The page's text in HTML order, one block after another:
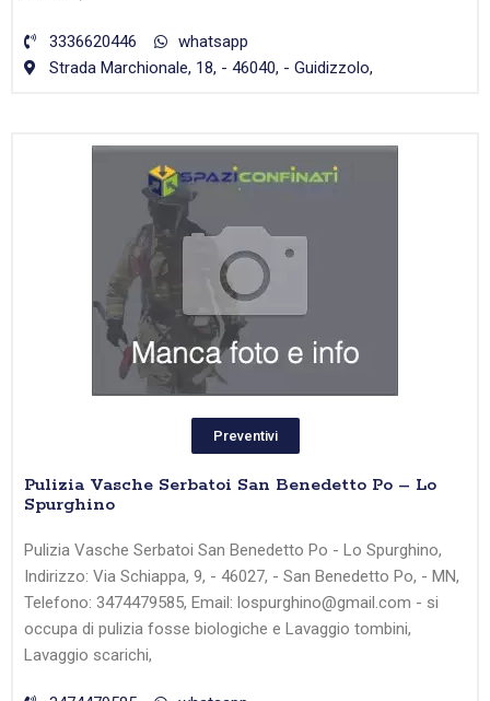
3336620446
whatsapp
Strada Marchionale, 18, - 46040, - Guidizzolo,
Preventivi
Pulizia Vasche Serbatoi San Benedetto Po – Lo
Spurghino
Pulizia Vasche Serbatoi San Benedetto Po - Lo Spurghino,
Indirizzo: Via Schiappa, 9, - 46027, - San Benedetto Po, - MN,
Telefono: 3474479585, Email: lospurghino@gmail.com - si
occupa di pulizia fosse biologiche e Lavaggio tombini,
Lavaggio scarichi,